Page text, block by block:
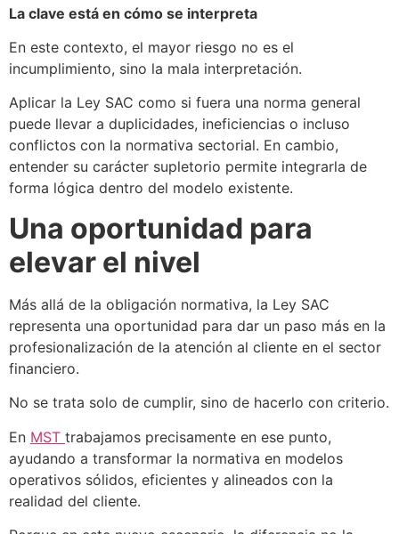
La clave está en cómo se interpreta
En este contexto, el mayor riesgo no es el
incumplimiento, sino la mala interpretación.
Aplicar la Ley SAC como si fuera una norma general
puede llevar a duplicidades, ineficiencias o incluso
conflictos con la normativa sectorial. En cambio,
entender su carácter supletorio permite integrarla de
forma lógica dentro del modelo existente.
Una oportunidad para
elevar el nivel
Más allá de la obligación normativa, la Ley SAC
representa una oportunidad para dar un paso más en la
profesionalización de la atención al cliente en el sector
financiero.
No se trata solo de cumplir, sino de hacerlo con criterio.
En MST trabajamos precisamente en ese punto,
ayudando a transformar la normativa en modelos
operativos sólidos, eficientes y alineados con la
realidad del cliente.